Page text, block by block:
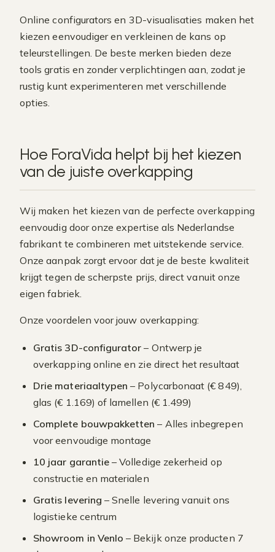
Online configurators en 3D-visualisaties maken het
kiezen eenvoudiger en verkleinen de kans op
teleurstellingen. De beste merken bieden deze
tools gratis en zonder verplichtingen aan, zodat je
rustig kunt experimenteren met verschillende
opties.
Hoe ForaVida helpt bij het kiezen
van de juiste overkapping
Wij maken het kiezen van de perfecte overkapping
eenvoudig door onze expertise als Nederlandse
fabrikant te combineren met uitstekende service.
Onze aanpak zorgt ervoor dat je de beste kwaliteit
krijgt tegen de scherpste prijs, direct vanuit onze
eigen fabriek.
Onze voordelen voor jouw overkapping:
Gratis 3D-configurator – Ontwerp je
overkapping online en zie direct het resultaat
Drie materiaaltypen – Polycarbonaat (€ 849),
glas (€ 1.169) of lamellen (€ 1.499)
Complete bouwpakketten – Alles inbegrepen
voor eenvoudige montage
10 jaar garantie – Volledige zekerheid op
constructie en materialen
Gratis levering – Snelle levering vanuit ons
logistieke centrum
Showroom in Venlo – Bekijk onze producten 7